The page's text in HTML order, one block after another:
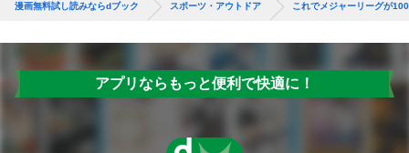
漫画無料試し読みならdブック スポーツ・アウトドア これでメジャーリーグが
アプリならもっと便利で快適に！